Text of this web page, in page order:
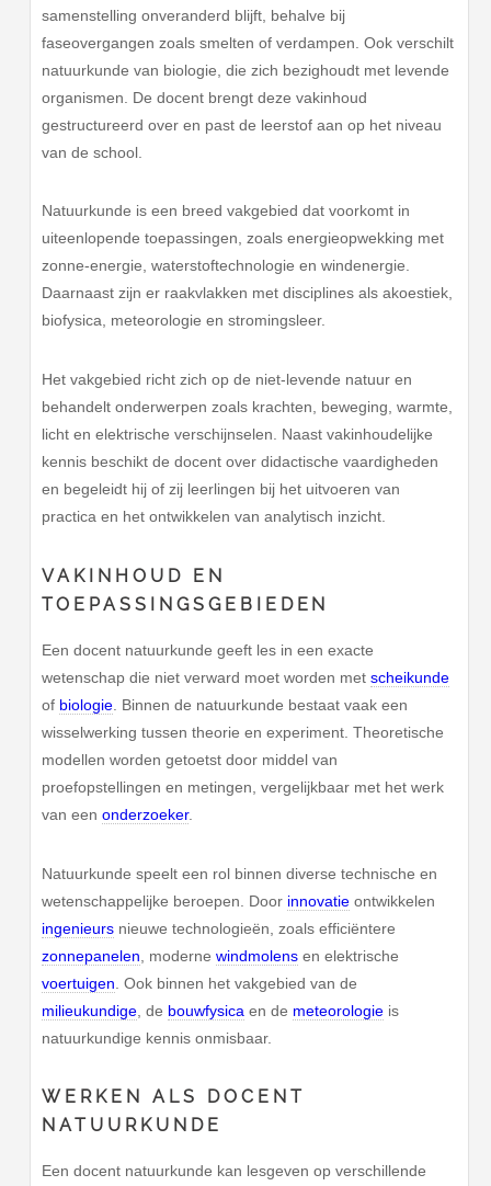
samenstelling onveranderd blijft, behalve bij
faseovergangen zoals smelten of verdampen. Ook verschilt
natuurkunde van biologie, die zich bezighoudt met levende
organismen. De docent brengt deze vakinhoud
gestructureerd over en past de leerstof aan op het niveau
van de school.
Natuurkunde is een breed vakgebied dat voorkomt in
uiteenlopende toepassingen, zoals energieopwekking met
zonne-energie, waterstoftechnologie en windenergie.
Daarnaast zijn er raakvlakken met disciplines als akoestiek,
biofysica, meteorologie en stromingsleer.
Het vakgebied richt zich op de niet-levende natuur en
behandelt onderwerpen zoals krachten, beweging, warmte,
licht en elektrische verschijnselen. Naast vakinhoudelijke
kennis beschikt de docent over didactische vaardigheden
en begeleidt hij of zij leerlingen bij het uitvoeren van
practica en het ontwikkelen van analytisch inzicht.
VAKINHOUD EN
TOEPASSINGSGEBIEDEN
Een docent natuurkunde geeft les in een exacte
wetenschap die niet verward moet worden metscheikunde
of biologie . Binnen de natuurkunde bestaat vaak een
wisselwerking tussen theorie en experiment. Theoretische
modellen worden getoetst door middel van
proefopstellingen en metingen, vergelijkbaar met het werk
van eenonderzoeker.
Natuurkunde speelt een rol binnen diverse technische en
wetenschappelijke beroepen. Door innovatie ontwikkelen
ingenieurs nieuwe technologieën, zoals efficiëntere
zonnepanelen , modernewindmolens en elektrische
voertuigen . Ook binnen het vakgebied van de
milieukundige , de bouwfysica en de meteorologie is
natuurkundige kennis onmisbaar.
WERKEN ALS DOCENT
NATUURKUNDE
Een docent natuurkunde kan lesgeven op verschillende